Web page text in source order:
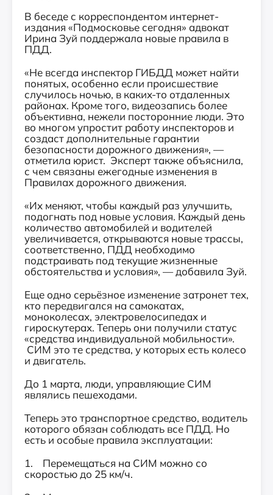
В беседе с корреспондентом интернет-
издания «Подмосковье сегодня» адвокат
Ирина Зуй поддержала новые правила в
ПДД.
«Не всегда инспектор ГИБДД может найти
понятых, особенно если происшествие
случилось ночью, в каких-то отдаленных
районах. Кроме того, видеозапись более
объективна, нежели посторонние люди. Это
во многом упростит работу инспекторов и
создаст дополнительные гарантии
безопасности дорожного движения», —
отметила юрист. Эксперт также объяснила,
с чем связаны ежегодные изменения в
Правилах дорожного движения.
«Их меняют, чтобы каждый раз улучшить,
подогнать под новые условия. Каждый день
количество автомобилей и водителей
увеличивается, открываются новые трассы,
соответственно, ПДД необходимо
подстраивать под текущие жизненные
обстоятельства и условия», — добавила Зуй.
Еще одно серьёзное изменение затронет тех,
кто передвигался на самокатах,
моноколесах, электровелосипедах и
гироскутерах. Теперь они получили статус
«средства индивидуальной мобильности».
СИМ это те средства, у которых есть колесо
и двигатель.
До 1 марта, люди, управляющие СИМ
являлись пешеходами.
Теперь это транспортное средство, водитель
которого обязан соблюдать все ПДД. Но
есть и особые правила эксплуатации:
1. Перемещаться на СИМ можно со
скоростью до 25 км/ч.